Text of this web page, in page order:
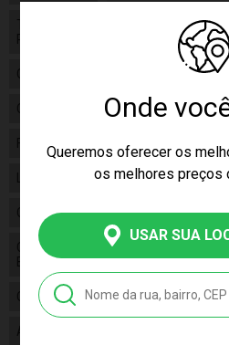
Onde
Queremos oferecer os
os melhores preços
USAR SUA
Tamanho
Produto
90 x 77 x 2 cm
Gênero
Categoria N/a
Fabricante Buba
Baby
Código 11847
Código de
Barras
Composição Poliéster
Alimentação